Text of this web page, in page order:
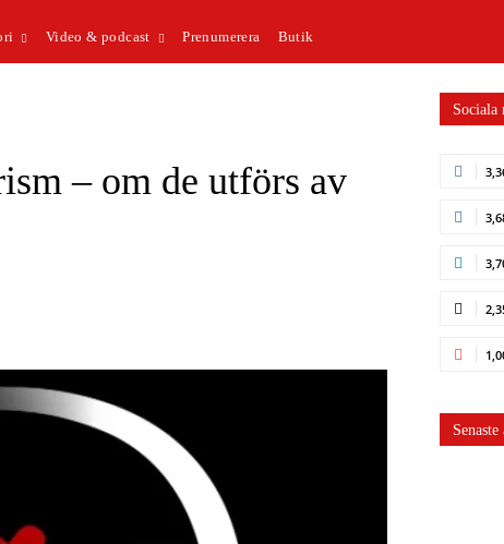
Video & podcast Prenumerera Butik
– om de utförs av
Sociala